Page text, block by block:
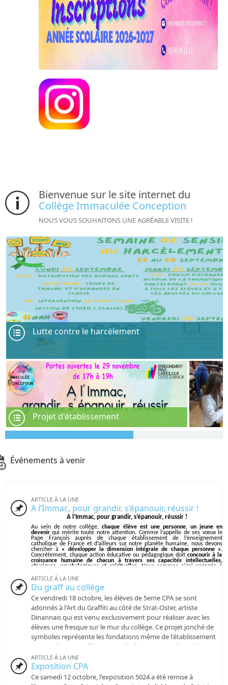
Bienvenue sur le site internet du
Collège Immaculée Conception
NOUS VOUS SOUHAITONS UNE AGRÉABLE VISITE !
Lutte contre le harcèlement
Projet d'établissement
Événements à venir
ARTICLE À LA UNE
A l’Immac, pour grandir, s’épanouir, réussir !
A l’Immac, pour grandir, s’épanouir, réussir !
Au sein de notre collège,chaque élève est une personne, un jeune en
devenir qui mérite toute notre attention. Comme l’appelle de ses vœux le
Pape François auprès de chaque établissement de l’enseignement
catholique de France et d’ailleurs sur notre planète humaine, nous devons
chercher à « développer la dimension intégrale de chaque personne ».
Concrètement, chaque action éducative ou pédagogique doit concourir à la
croissance humaine de chacun à travers ses capacités intellectuelles,
physiques, psychologiques et spirituelles. Nous sommes ainsi engagés à
« l’Homme est à l’image de Dieu », autant que cette image soit la plus belle
possible.
Quelle ambition ! Quelle exigence !
Notre projet d’établissement, à destination de notre communauté éducative
(élèves, parents, associations, enseignants, personnels de l’établissement) a
cette vocation.
A travers 5 axes liés les uns aux autres dans une dynamique vertueuse
l’image des anneaux olympiques, notre projet d’établissement a été bâti en
prenant appui sur un existant plus que centenaire. Les générations de
professionnels qui se sont succédées au sein de notre établissement, que ce
soit sous la tutelle de la Congrégation des Sœurs de la Divine Providence ou
leur étaient confiés de travailler et d’apprendre dans un climat serein,
positif, alliant une pédagogie innovante et toujours la plus adaptée possible
aux d’élèves.
Ces 5 axes, vous les retrouverez déclinés sans aucune hiérarchie au sein de
ce document de présentation :
ARTICLE À LA UNE
Du graff au collège
Ce vendredi 18 octobre, les élèves de 5eme CPA se sont
adonnés à l'Art du Graffiti au côté de Strat-Oster, artiste
Dinannais qui est venu exclusivement pour réaliser avec les
élèves une fresque sur le mur du collège. Ce projet jonché de
symboles représente les fondations même de l'établissement
et ses valeurs. Les élèves ont adoré ce moment de pratique en
pleine air avec les bombes aérosol comme outil et medium. En
parallèle, lorsqu'ils n'étaient pas avec Stratoster, les élèves de
5eme on prolongé le travail en extérieur avec Mme. Legros en
ARTICLE À LA UNE
Exposition CPA
Ce samedi 12 octobre, l'exposition 5024 a été remise à